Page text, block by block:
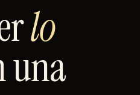
lo
una